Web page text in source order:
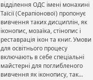
відділення ОДС імені монахині
Таїсії (Серапіонової) пропонує
вивчення таких дисциплін, як
іконопис, мозаїка, стінопис і
реставрація ікон та книг. Умови
для освітнього процесу
включають в себе спеціальні
майстерні для поглибленого
вивчення як іконопису, так…